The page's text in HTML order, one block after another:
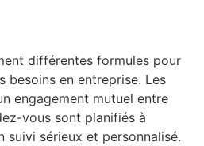
différentes formules pour
besoins en entreprise. Les
engagement mutuel entre
vous sont planifiés à
suivi sérieux et personnalisé.